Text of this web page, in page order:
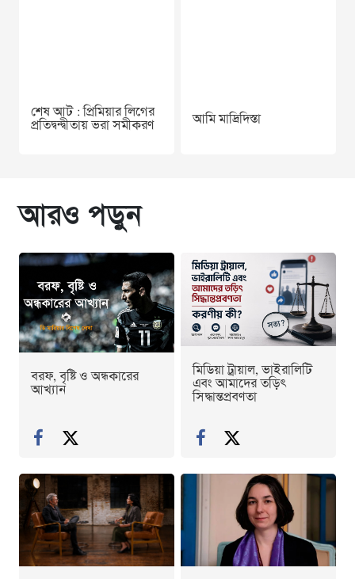
শেষ আট : প্রিমিয়ার লিগের
প্রতিদ্বন্দ্বীতায় ভরা সমীকরণ
আমি মাদ্রিদিস্তা
আরও পড়ুন
বরফ, বৃষ্টি ও অন্ধকারের
আখ্যান
মিডিয়া ট্রায়াল, ভাইরালিটি
এবং আমাদের তড়িৎ
সিদ্ধান্তপ্রবণতা